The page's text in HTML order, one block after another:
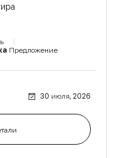
Предложение
30 июля, 2026